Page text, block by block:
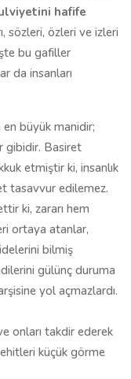
hafife
sözleri, özleri ve izleri
bu gafiller
da insanları
en büyük manidir;
gibidir. Basiret
etmiştir ki, insanlık
tasavvur edilemez.
ki, zararı hem
ortaya atanlar,
bilmiş
gülünç duruma
yol açmazlardı.
onları takdir ederek
küçük görme